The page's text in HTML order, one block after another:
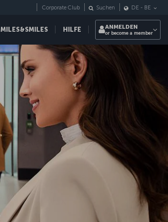
MILES&SMILES HILFE
Corporate Club Suchen DE - BE
ANMELDEN
or become a member